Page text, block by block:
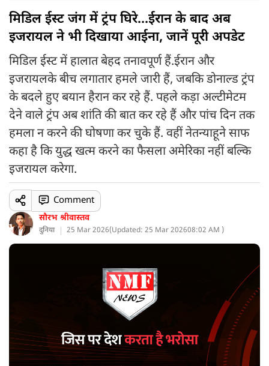
मिडिल ईस्ट जंग में ट्रंप घिरे...ईरान के बाद अब
इजरायल ने भी दिखाया आईना, जानें पूरी अपडेट
मिडिल ईस्ट में हालात बेहद तनावपूर्ण हैं.ईरान और
इजरायलके बीच लगातार हमले जारी हैं, जबकि डोनाल्ड ट्रंप
के बदले हुए बयान हैरान कर रहे हैं. पहले कड़ा अल्टीमेटम
देने वाले ट्रंप अब शांति की बात कर रहे हैं और पांच दिन तक
हमला न करने की घोषणा कर चुके हैं. वहीं नेतन्याहूने साफ
कहा है कि युद्ध खत्म करने का फैसला अमेरिका नहीं बल्कि
इजरायल करेगा.
सौरभ श्रीवास्तव
दुनिया 25 Mar 2026(Updated: 25 Mar 202608:02 AM )
Comment